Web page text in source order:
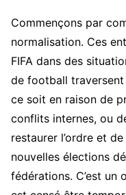
Commençons par
normalisation. Ces
FIFA dans des
de football
ce soit en raison de
conflits internes, ou
restaurer l’ordre et
nouvelles élections
fédérations. C’est un